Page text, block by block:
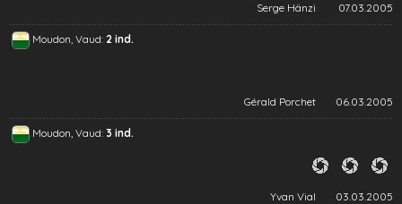
Serge Hänzi 07.03.2005
Moudon, Vaud: 2 ind.
Gérald Porchet 06.03.2005
Moudon, Vaud: 3 ind.
Yvan Vial 03.03.2005